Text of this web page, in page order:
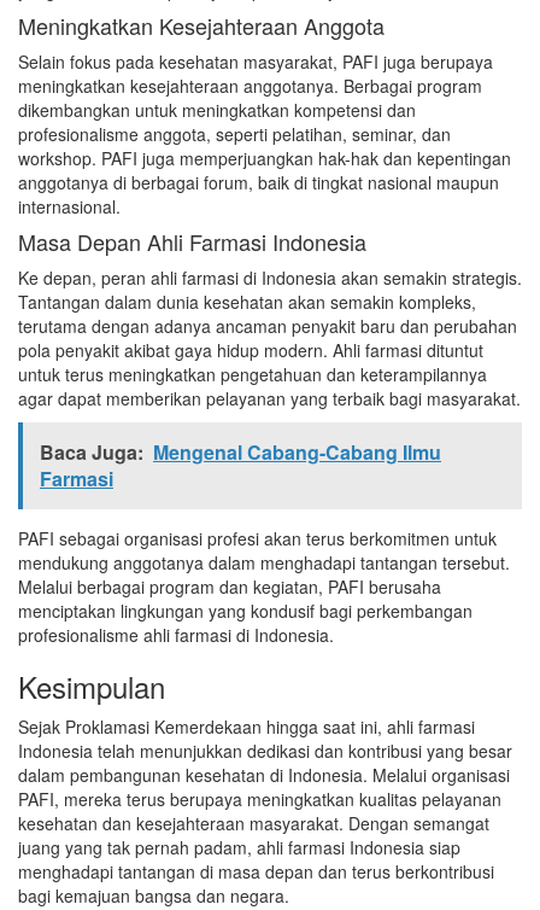
Meningkatkan Kesejahteraan Anggota
Selain fokus pada kesehatan masyarakat, PAFI juga berupaya
meningkatkan kesejahteraan anggotanya. Berbagai program
dikembangkan untuk meningkatkan kompetensi dan
profesionalisme anggota, seperti pelatihan, seminar, dan
workshop. PAFI juga memperjuangkan hak-hak dan kepentingan
anggotanya di berbagai forum, baik di tingkat nasional maupun
internasional.
Masa Depan Ahli Farmasi Indonesia
Ke depan, peran ahli farmasi di Indonesia akan semakin strategis.
Tantangan dalam dunia kesehatan akan semakin kompleks,
terutama dengan adanya ancaman penyakit baru dan perubahan
pola penyakit akibat gaya hidup modern. Ahli farmasi dituntut
untuk terus meningkatkan pengetahuan dan keterampilannya
agar dapat memberikan pelayanan yang terbaik bagi masyarakat.
Baca Juga: Mengenal Cabang-Cabang Ilmu
Farmasi
PAFI sebagai organisasi profesi akan terus berkomitmen untuk
mendukung anggotanya dalam menghadapi tantangan tersebut.
Melalui berbagai program dan kegiatan, PAFI berusaha
menciptakan lingkungan yang kondusif bagi perkembangan
profesionalisme ahli farmasi di Indonesia.
Kesimpulan
Sejak Proklamasi Kemerdekaan hingga saat ini, ahli farmasi
Indonesia telah menunjukkan dedikasi dan kontribusi yang besar
dalam pembangunan kesehatan di Indonesia. Melalui organisasi
PAFI, mereka terus berupaya meningkatkan kualitas pelayanan
kesehatan dan kesejahteraan masyarakat. Dengan semangat
juang yang tak pernah padam, ahli farmasi Indonesia siap
menghadapi tantangan di masa depan dan terus berkontribusi
bagi kemajuan bangsa dan negara.